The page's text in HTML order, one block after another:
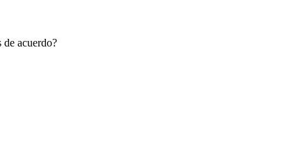
acuerdo?